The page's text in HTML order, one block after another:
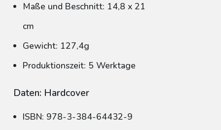
Maße und Beschnitt: 14,8 x 21
cm
Gewicht: 127,4g
Produktionszeit: 5 Werktage
Daten: Hardcover
ISBN: 978-3-384-64432-9